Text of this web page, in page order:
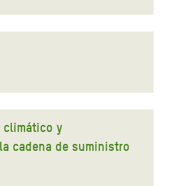
climático y
cadena de suministro